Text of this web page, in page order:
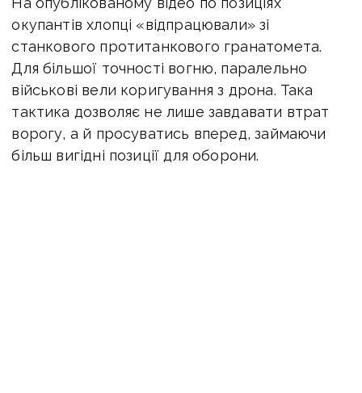
окупантів хлопці «відпрацювали» зі
станкового протитанкового гранатомета.
Для більшої точності вогню, паралельно
військові вели коригування з дрона. Така
тактика дозволяє не лише завдавати втрат
ворогу, а й просуватись вперед, займаючи
більш вигідні позиції для оборони.